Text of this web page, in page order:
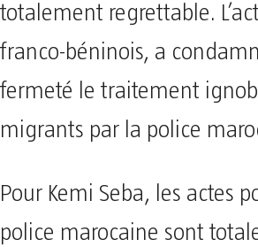
totalement regrettable.
franco-béninois, a
fermeté le traitement
migrants par la police
Pour Kemi Seba, les actes
police marocaine sont